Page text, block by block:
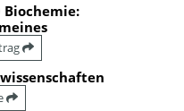
Biochemie: